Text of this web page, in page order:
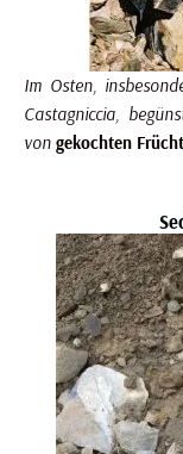
Im Osten,
Castagniccia,
von gekochten